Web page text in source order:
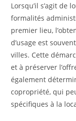
Lorsqu’il s’agit de
formalités
premier lieu,
d’usage est
villes. Cette
et à préserver
également
copropriété, qui
spécifiques à la